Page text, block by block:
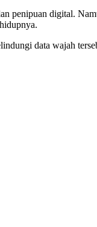
penipuan digital.
data wajah